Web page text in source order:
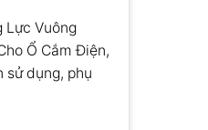
Lực Vuông
Ổ Cắm Điện,
sử dụng, phụ